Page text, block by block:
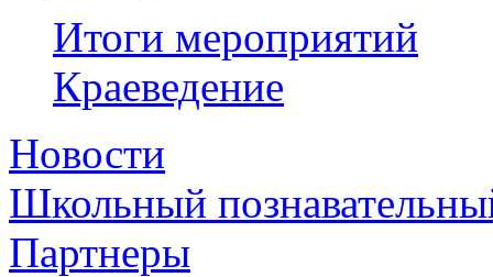
Итоги мероприятий
Краеведение
Новости
Школьный
Партнеры